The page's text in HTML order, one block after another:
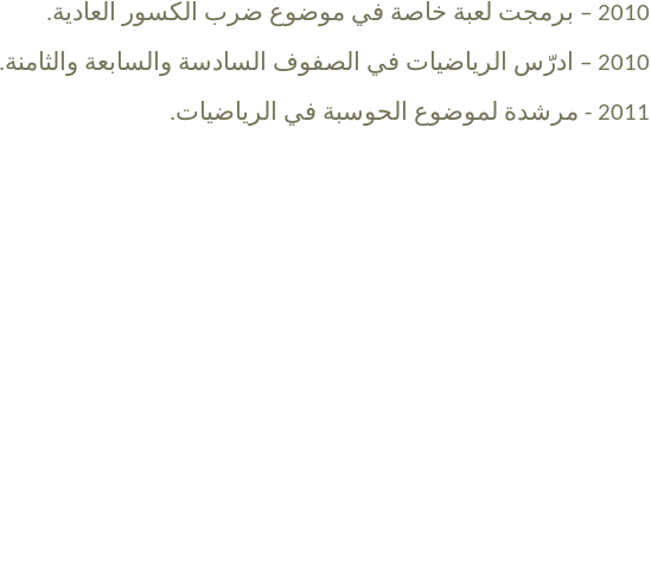
2010 – برمجت لعبة خاصة في موضوع ضرب الكسور العادية.
2010 – ادرّس الرياضيات في الصفوف السادسة والسابعة والثامنة.
2011 - مرشدة لموضوع الحوسبة في الرياضيات.